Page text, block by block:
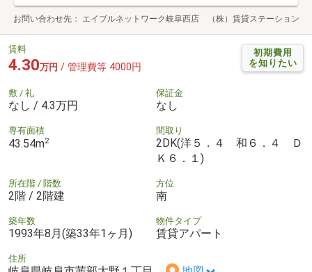
お問い合わせ先 エイブルネットワーク岐阜西店 （株）賃貸ステーション
初期費用
を知りたい
賃料
4.30万円 / 管理費等 4000円
敷 / 礼
なし / 4.3万円
保証金
なし
専有面積
43.54m2
間取り
2DK(洋５．４ 和６．４ Ｄ
Ｋ６．１)
所在階 / 階数
2階 / 2階建
方位
南
築年数
1993年8月(築33年1ヶ月)
物件タイプ
賃貸アパート
住所